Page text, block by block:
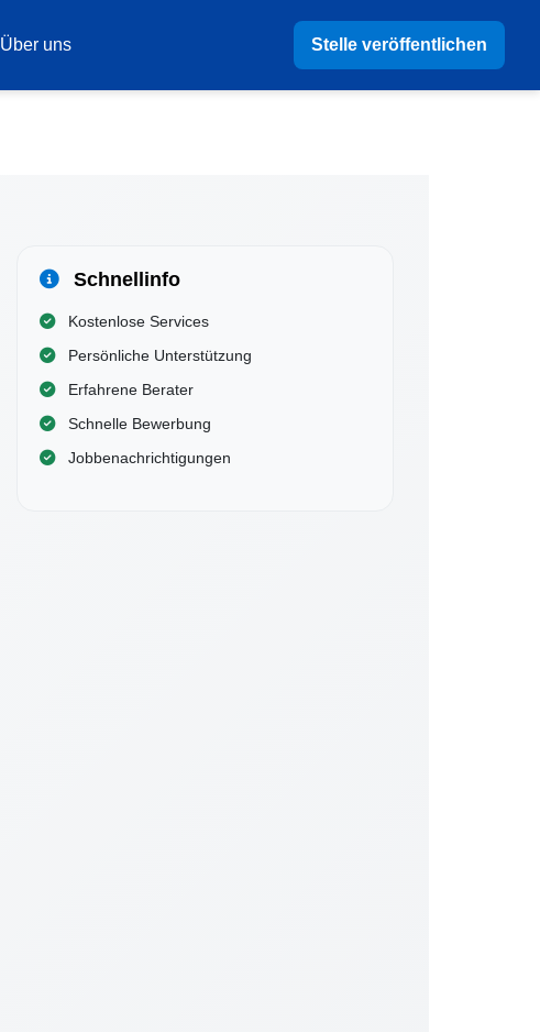
Über uns Stelle veröffentlichen
Schnellinfo
Kostenlose Services
Persönliche Unterstützung
Erfahrene Berater
Schnelle Bewerbung
Jobbenachrichtigungen